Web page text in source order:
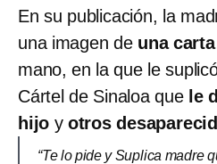
En su publicación, la
una imagen de una
mano, en la que le
Cártel de Sinaloa que le
hijo y otros
“Te lo pide y Suplica madre